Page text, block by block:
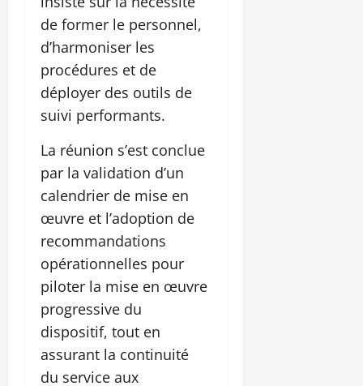
de former le personnel,
d’harmoniser les
procédures et de
déployer des outils de
suivi performants.
La réunion s’est conclue
par la validation d’un
calendrier de mise en
œuvre et l’adoption de
recommandations
opérationnelles pour
piloter la mise en œuvre
progressive du
dispositif, tout en
assurant la continuité
du service aux